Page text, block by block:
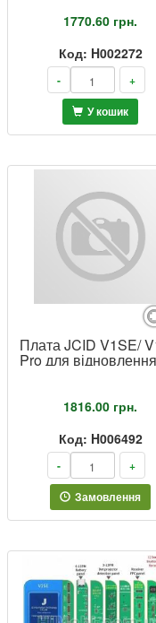
14Pro/ 14Pro Max
1770.60 грн.
Код: H002272
-
+
У кошик
Плата JCID V1SE/
Pro для відновлення
1816.00 грн.
Код: H006492
-
+
Замовлення